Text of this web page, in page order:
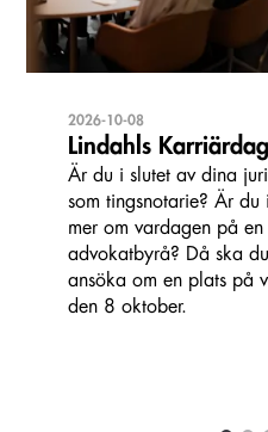
2026-10-08
Lindahls
Är du i slutet av dina
som tingsnotarie? Är du
mer om vardagen på
advokatbyrå? Då ska
ansöka om en plats på
den 8 oktober.